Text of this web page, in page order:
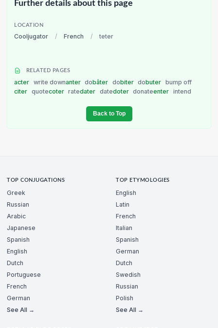
Further details about this page
LOCATION
Cooljugator / French / teter
RELATED PAGES
acter write downanter dobâter dobiter dobuter bump off
citer quotecoter ratedater datedoter donateenter intend
Back to Top
TOP CONJUGATIONS
Greek
Russian
Arabic
Japanese
Spanish
English
Dutch
Portuguese
French
German
See All →
TOP ETYMOLOGIES
English
Latin
French
Italian
Spanish
German
Dutch
Swedish
Russian
Polish
See All →